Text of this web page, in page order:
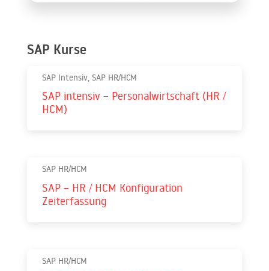
SAP Kurse
SAP Intensiv, SAP HR/HCM
SAP intensiv – Personalwirtschaft (HR /
HCM)
SAP HR/HCM
SAP – HR / HCM Konfiguration
Zeiterfassung
SAP HR/HCM